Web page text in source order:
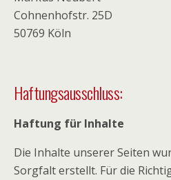
Cohnenhofstr. 25D
50769 Köln
Haftungsausschluss:
Haftung für Inhalte
Die Inhalte unserer Seiten
Sorgfalt erstellt. Für die